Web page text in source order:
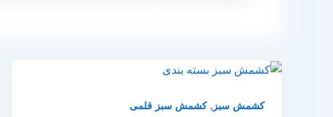
کشمش سبز ,کشمش سبز قلمی